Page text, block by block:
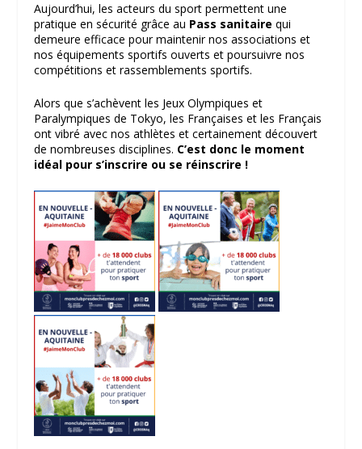
Aujourd’hui, les acteurs du sport permettent une
pratique en sécurité grâce au Pass sanitaire qui
demeure efficace pour maintenir nos associations et
nos équipements sportifs ouverts et poursuivre nos
compétitions et rassemblements sportifs.
Alors que s’achèvent les Jeux Olympiques et
Paralympiques de Tokyo, les Françaises et les Français
ont vibré avec nos athlètes et certainement découvert
de nombreuses disciplines. C’est donc le moment
idéal pour s’inscrire ou se réinscrire !